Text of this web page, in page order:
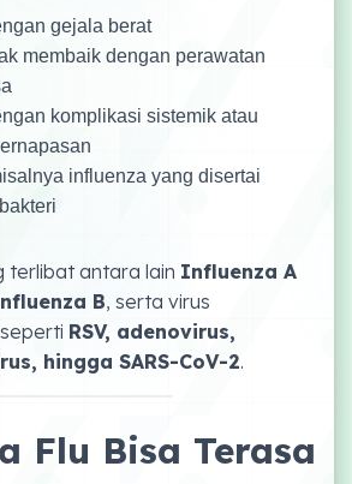
gejala berat
membaik dengan perawatan
komplikasi sistemik atau
influenza yang disertai
terlibat antara lain Influenza A
B, serta virus
RSV, adenovirus,
hingga SARS-CoV-2.
Flu Bisa Terasa